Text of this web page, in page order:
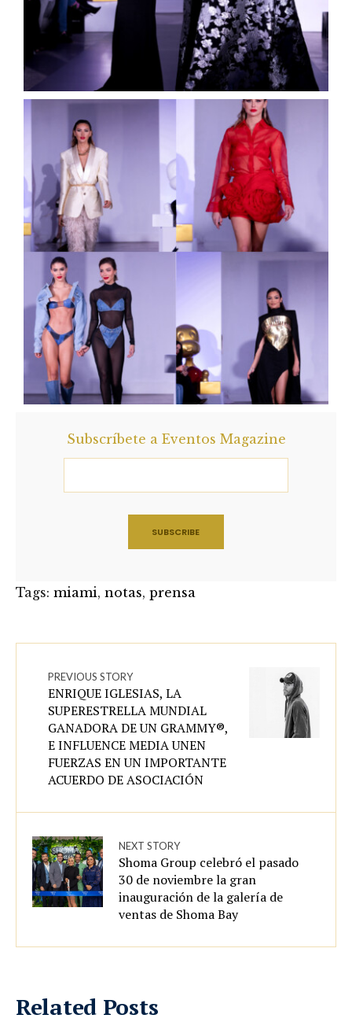
Subscríbete a Eventos Magazine
Tags: miami, notas, prensa
PREVIOUS STORY
ENRIQUE IGLESIAS, LA
SUPERESTRELLA MUNDIAL
GANADORA DE UN GRAMMY®,
E INFLUENCE MEDIA UNEN
FUERZAS EN UN IMPORTANTE
ACUERDO DE ASOCIACIÓN
NEXT STORY
Shoma Group celebró el pasado
30 de noviembre la gran
inauguración de la galería de
ventas de Shoma Bay
Related Posts